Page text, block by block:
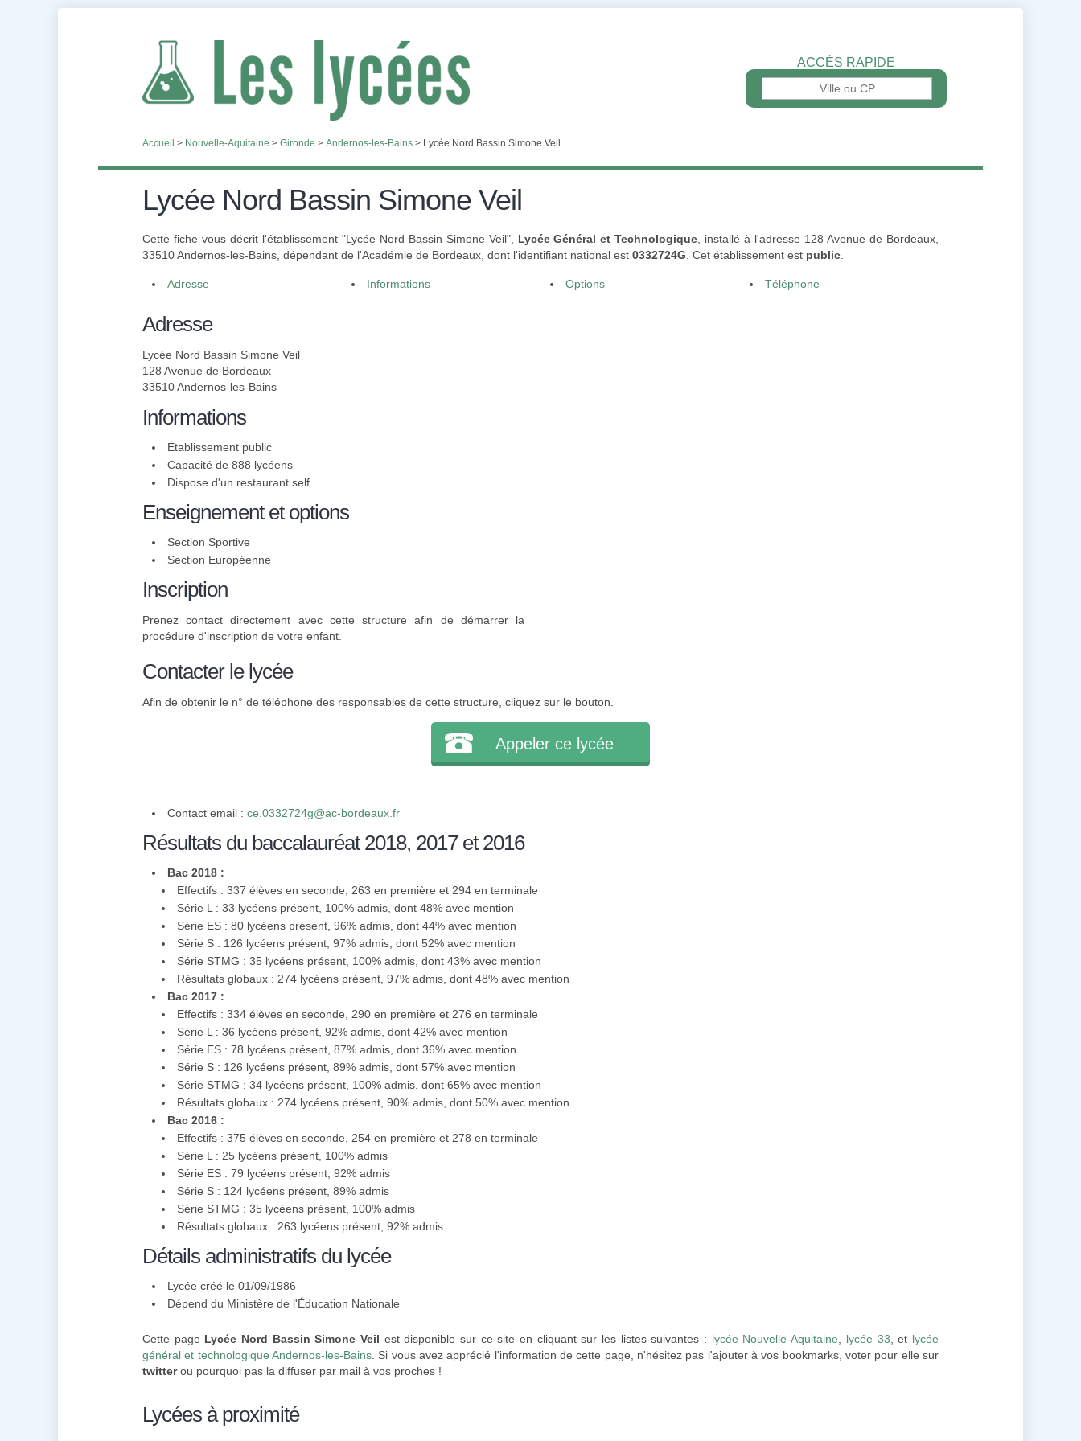
ACCÈS RAPIDE
Accueil > Nouvelle-Aquitaine > Gironde > Andernos-les-Bains > Lycée Nord Bassin Simone Veil
Lycée Nord Bassin Simone Veil
Cette fiche vous décrit l'établissement "Lycée Nord Bassin Simone Veil", Lycée Général et Technologique , installé à l'adresse 128 Avenue de Bordeaux,
33510 Andernos-les-Bains, dépendant de l'Académie de Bordeaux, dont l'identifiant national est 0332724G . Cet établissement est public
Adresse Informations Options Téléphone
Adresse
Lycée Nord Bassin Simone Veil
128 Avenue de Bordeaux
33510 Andernos-les-Bains
Informations
Établissement public
Capacité de 888 lycéens
Dispose d'un restaurant self
Enseignement et options
Section Sportive
Section Européenne
Inscription
Prenez contact directement avec cette structure afin de démarrer la
procédure d'inscription de votre enfant.
Contacter le lycée
Afin de obtenir le n° de téléphone des responsables de cette structure, cliquez sur le bouton.
Appeler ce lycée
Contact email : ce.0332724g@ac-bordeaux.fr
Résultats du baccalauréat 2018, 2017 et 2016
Bac 2018 :
Effectifs : 337 élèves en seconde, 263 en première et 294 en terminale
Série L : 33 lycéens présent, 100% admis, dont 48% avec mention
Série ES : 80 lycéens présent, 96% admis, dont 44% avec mention
Série S : 126 lycéens présent, 97% admis, dont 52% avec mention
Série STMG : 35 lycéens présent, 100% admis, dont 43% avec mention
Résultats globaux : 274 lycéens présent, 97% admis, dont 48% avec mention
Bac 2017 :
Effectifs : 334 élèves en seconde, 290 en première et 276 en terminale
Série L : 36 lycéens présent, 92% admis, dont 42% avec mention
Série ES : 78 lycéens présent, 87% admis, dont 36% avec mention
Série S : 126 lycéens présent, 89% admis, dont 57% avec mention
Série STMG : 34 lycéens présent, 100% admis, dont 65% avec mention
Résultats globaux : 274 lycéens présent, 90% admis, dont 50% avec mention
Bac 2016 :
Effectifs : 375 élèves en seconde, 254 en première et 278 en terminale
Série L : 25 lycéens présent, 100% admis
Série ES : 79 lycéens présent, 92% admis
Série S : 124 lycéens présent, 89% admis
Série STMG : 35 lycéens présent, 100% admis
Résultats globaux : 263 lycéens présent, 92% admis
Détails administratifs du lycée
Lycée créé le 01/09/1986
Dépend du Ministère de l'Éducation Nationale
Cette page Lycée Nord Bassin Simone Veil est disponible sur ce site en cliquant sur les listes suivantes : lycée Nouvelle-Aquitaine lycée 33 , et lycée
général et technologique Andernos-les-Bains . Si vous avez apprécié l'information de cette page, n'hésitez pas l'ajouter à vos bookmarks, voter pour elle sur
twitterou pourquoi pas la diffuser par mail à vos proches !
Lycées à proximité